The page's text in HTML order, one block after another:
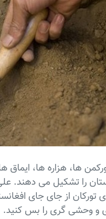
ها، هزاره ها، ایماق
را تشکیل می دهند.
تورکان از جای جای
و وحشی گری را بس کنید.